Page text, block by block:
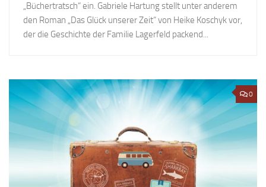
„Büchertratsch“ ein. Gabriele Hartung stellt unter anderem
den Roman „Das Glück unserer Zeit“ von Heike Koschyk vor,
der die Geschichte der Familie Lagerfeld packend...
0